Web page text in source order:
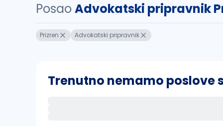
PosaoAdvokatski pripravnik
Prizren Advokatski pripravnik
Trenutno nemamo poslove